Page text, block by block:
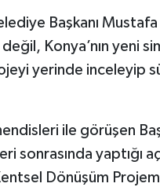
Başkanı
değil, Konya’nın yeni
yerinde inceleyip
ile görüşen
sonrasında yaptığı
Dönüşüm